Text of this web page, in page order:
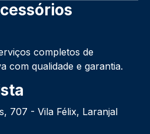
completos de
com qualidade e garantia.
707 - Vila Félix, Laranjal